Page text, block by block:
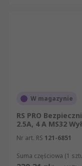
W magazynie
RS PRO
2.5A, 4 A MS32
Nr art. RS 121-6851
Suma częściowa (1